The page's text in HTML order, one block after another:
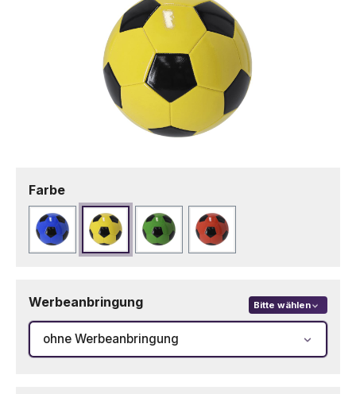
Farbeauswählen
Blau Gelb Grün Rot
Werbeanbringung Bitte wählen
ohne Werbeanbringung